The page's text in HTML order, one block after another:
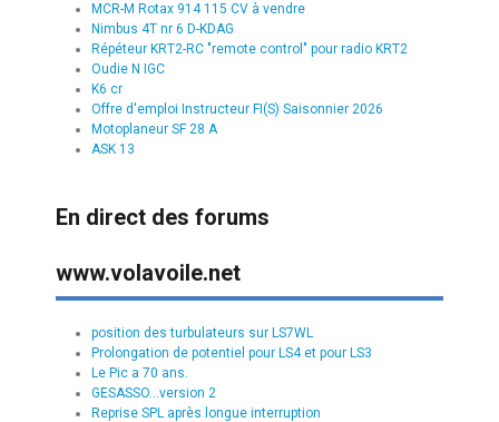
MCR-M Rotax 914 115 CV à vendre
Nimbus 4T nr 6 D-KDAG
Répéteur KRT2-RC "remote control" pour radio KRT2
Oudie N IGC
K6 cr
Offre d'emploi Instructeur FI(S) Saisonnier 2026
Motoplaneur SF 28 A
ASK 13
En direct des forums
www.volavoile.net
position des turbulateurs sur LS7WL
Prolongation de potentiel pour LS4 et pour LS3
Le Pic a 70 ans.
GESASSO...version 2
Reprise SPL après longue interruption